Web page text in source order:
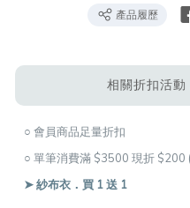
產品履歷
相關折扣活
○ 會員商品足量折扣
○ 單筆消費滿 $3500 現折 $200
➤ 紗布衣．買 1 送 1